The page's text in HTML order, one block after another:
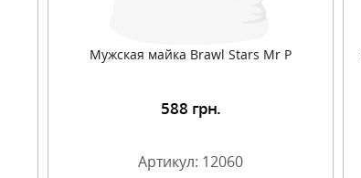
Мужская майка Brawl Stars Mr P
588 грн.
Артикул: 12060
Подробнее